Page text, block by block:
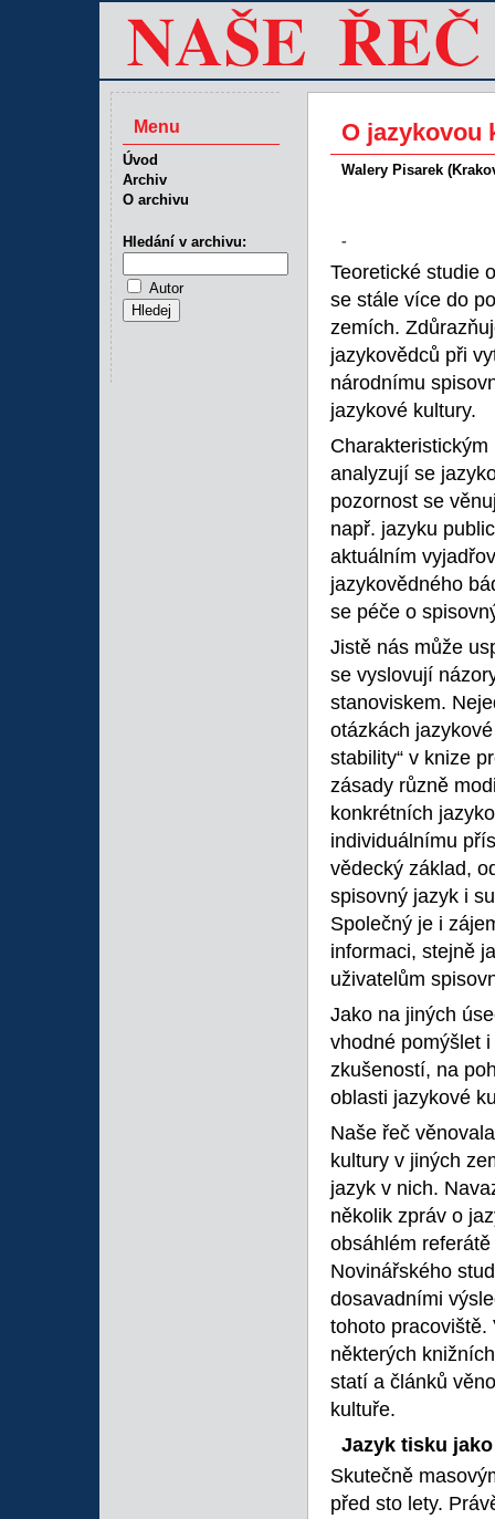
O jazykovou
Walery Pisarek
-
Teoretické studie
se stále více do
zemích.
jazykovědců při
národnímu
jazykové kultury.
analyzují se
pozornost se
např. jazyku
aktuálním
jazykovědného
se péče o
Jistě nás může
se vyslovují
stanoviskem.
otázkách
stability“ v knize
zásady různě
konkrétních
individuálnímu
vědecký základ,
spisovný jazyk i
Společný je i
informaci, stejně
uživatelům
Jako na jiných
vhodné pomýšlet
zkušeností, na
oblasti jazykové
Naše řeč
kultury v jiných
jazyk v nich.
několik zpráv o
obsáhlém
Novinářského
dosavadními
tohoto pracoviště.
některých
statí a článků
kultuře.
Jazyk tisku
Skutečně
před sto lety.
Menu
Úvod
Archiv
O archivu
Hledání v archivu:
Autor